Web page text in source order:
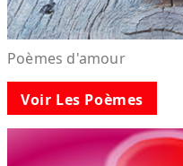
Poèmes d'amour
Voir Les Poèmes